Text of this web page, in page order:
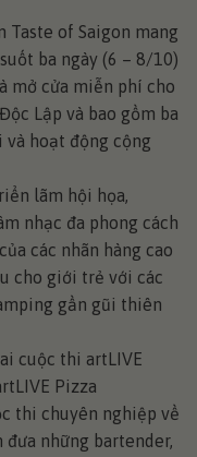
Taste of Saigon mang
ba ngày (6 – 8/10)
mở cửa miễn phí cho
Lập và bao gồm ba
hoạt động cộng
lãm hội họa,
nhạc đa phong cách
các nhãn hàng cao
cho giới trẻ với các
gần gũi thiên
cuộc thi artLIVE
Pizza
thi chuyên nghiệp về
những bartender,